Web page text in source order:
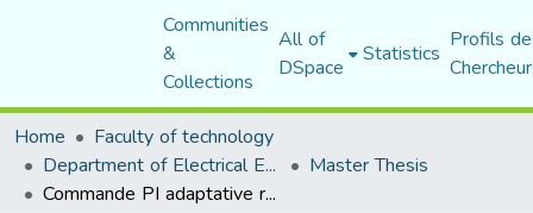
Communities
&
Collections
All of
DSpace Statistics Profils
Home
Faculty of technology
Department of Electrical Engineering Master Thesis
Commande PI adaptative robuste des systèmes linaires